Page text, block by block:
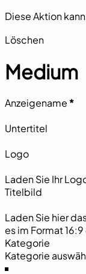
Diese Aktion
Section
Löschen
Medium
Abschnitt
Anzeigename *
Untertitel
Logo
Laden Sie Ihr
Titelbild
Laden Sie hier
Kategorie